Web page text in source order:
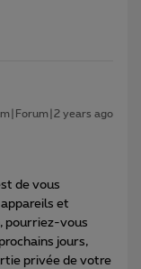
years ago
de vous
et
pourriez-vous
jours,
privée de votre